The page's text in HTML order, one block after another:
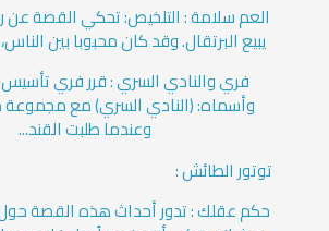
العم سلامة : التلخيص: تحكي القصة
يبيع البرتقال. وقد كان محبوبا بين
فري والنادي السري : قرر فري
وأسماه: (النادي السري) مع مجموعة
وعندما طلبت القند...
توتور الطائش :
حكم عقلك : تدور أحداث هذه القصة